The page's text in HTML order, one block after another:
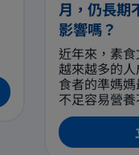
月，仍長期
影響嗎？
近年來，素
越來越多的
食者的準媽
不足容易營
注意攝取含
和維生素B12
額外的營養